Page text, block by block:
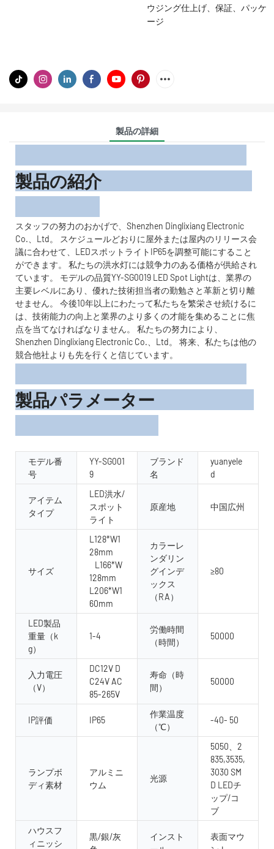
ウジング仕上げ、保証、パッケ
ージ
製品の詳細
製品の紹介
スタッフの努力のおかげで、Shenzhen Dinglixiang Electronic
Co.、Ltd。 スケジュールどおりに屋外または屋内のリリース会
議に合わせて、LEDスポットライトIP65を調整可能にすること
ができます。 私たちの洪水灯には競争力のある価格が供給され
ています。 モデルの品質YY-SG0019 LED Spot Lightは、業界の
主要レベルにあり、優れた技術担当者の勤勉さと革新と切り離
せません。 今後10年以上にわたって私たちを繁栄させ続けるに
は、技術能力の向上と業界のより多くの才能を集めることに焦
点を当てなければなりません。 私たちの努力により、
Shenzhen Dinglixiang Electronic Co.、Ltd。 将来、私たちは他の
競合他社よりも先を行くと信じています。
製品パラメーター
モデル番
号
YY-SG001
9
ブランド
名
yuanyele
d
アイテム
タイプ
LED洪水/
スポット
ライト
原産地 中国広州
サイズ
L128*W1
28mm
L166*W
128mm
L206*W1
60mm
カラーレ
ンダリン
グインデ
ックス
（RA）
≥80
LED製品
重量（k
g）
1-4
労働時間
（時間）
50000
入力電圧
（V）
DC12V D
C24V AC
85-265V
寿命（時
間）
50000
IP評価 IP65
作業温度
（℃）
-40- 50
ランプボ
ディ素材
アルミニ
ウム
光源
5050、2
835,3535,
3030 SM
D LEDチ
ップ/コ
ブ
ハウスフ
ィニッシ
黒/銀/灰
インスト
表面マウ